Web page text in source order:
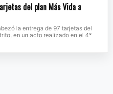
del plan Más Vida a
la entrega de 97 tarjetas del
en un acto realizado en el 4°